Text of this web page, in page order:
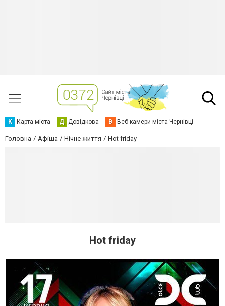
К Карта міста Д Довідкова В Веб-камери міста Чернівці
Головна Афіша Нічне життя Hot friday
Hot friday